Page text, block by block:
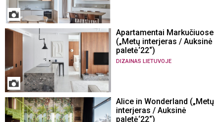
Apartamentai Markučiuose
(„Metų interjeras / Auksinė
paletė‘22“)
DIZAINAS LIETUVOJE
Alice in Wonderland („Metų
interjeras / Auksinė
paletė‘22“)